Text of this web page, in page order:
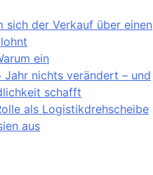
sich der Verkauf über einen
ein
nichts verändert – und
schafft
als Logistikdrehscheibe
aus